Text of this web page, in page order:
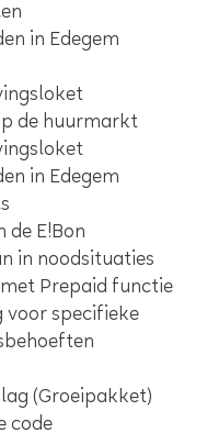
in Edegem
de huurmarkt
in Edegem
de E!Bon
in noodsituaties
Prepaid functie
voor specifieke
(Groeipakket)
code